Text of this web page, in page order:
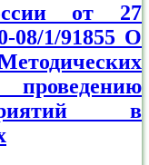
от 27
08/1/91855 О
в